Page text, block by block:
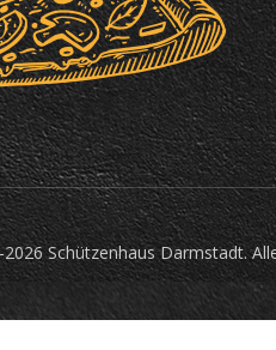
Schützenhaus Darmstadt.